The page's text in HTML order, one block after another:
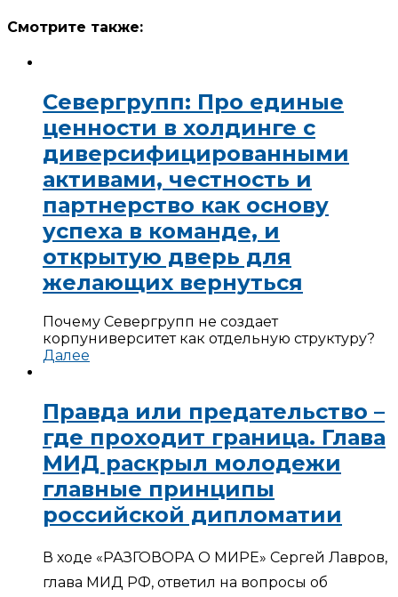
Смотрите также:
Севергрупп: Про единые
ценности в холдинге с
диверсифицированными
активами, честность и
партнерство как основу
успеха в команде, и
открытую дверь для
желающих вернуться
Почему Севергрупп не создает
корпуниверситет как отдельную структуру?
Далее
Правда или предательство –
где проходит граница. Глава
МИД раскрыл молодежи
главные принципы
российской дипломатии
В ходе «РАЗГОВОРА О МИРЕ» Сергей Лавров,
глава МИД РФ, ответил на вопросы об